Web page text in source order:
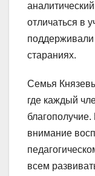
отличаться в
поддерживали
стараниях.
Семья
где каждый
внимание
всем